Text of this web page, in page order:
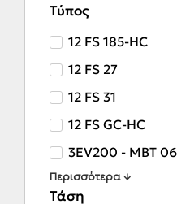
Τύπος
12 FS 185-HC
12 FS 27
12 FS 31
12 FS GC-HC
3EV200 - MBT
Περισσότερα ↓
Τάση